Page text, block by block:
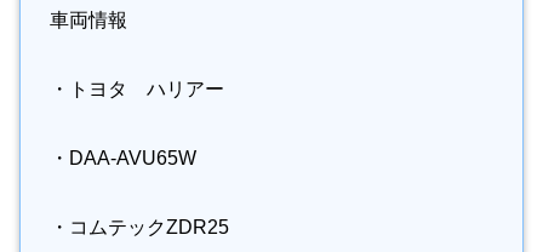
車両情報
・トヨタ ハリアー
・DAA-AVU65W
・コムテックZDR25